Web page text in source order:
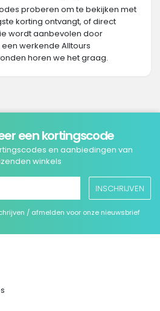
proberen om te bekijken met
korting ontvangt, of direct
wordt aanbevolen door
een werkende Alltours
horen we het graag.
een kortingscode
en aanbiedingen van
winkels
INSCHRIJVEN
/ afmelden voor onze nieuwsbrief